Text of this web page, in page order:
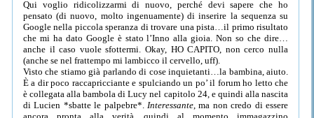
Qui voglio ridicolizzarmi di nuovo, perché devi sapere che ho
pensato (di nuovo, molto ingenuamente) di inserire la sequenza su
Google nella piccola speranza di trovare una pista…il primo risultato
che mi ha dato Google è stato l’Inno alla gioia. Non so che dire…
anche il caso vuole sfottermi. Okay, HO CAPITO, non cerco nulla
(anche se nel frattempo mi lambicco il cervello, uff).
Visto che stiamo già parlando di cose inquietanti…la bambina, aiuto.
È a dir poco raccapricciante e spulciando un po’ il forum ho letto che
è collegata alla bambola di Lucy nel capitolo 24, e quindi alla nascita
di Lucien *sbatte le palpebre*. Interessante , ma non credo di essere